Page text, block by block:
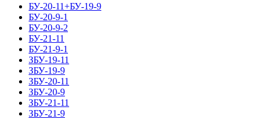
БУ-20-11+БУ-19-9
БУ-20-9-1
БУ-20-9-2
БУ-21-11
БУ-21-9-1
ЗБУ-19-11
ЗБУ-19-9
ЗБУ-20-11
ЗБУ-20-9
ЗБУ-21-11
ЗБУ-21-9